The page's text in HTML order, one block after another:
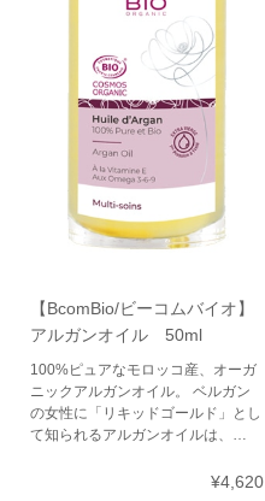
【BcomBio/ビーコムバイオ】
アルガンオイル 50ml
100%ピュアなモロッコ産、オーガ
ニックアルガンオイル。 ベルガン
の女性に「リキッドゴールド」とし
て知られるアルガンオイルは、…
¥4,620